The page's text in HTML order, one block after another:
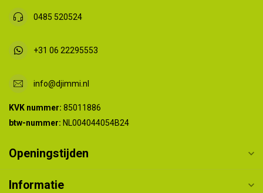
0485 520524
+31 06 22295553
info@djimmi.nl
KVK nummer: 85011886
btw-nummer: NL004044054B24
Openingstijden
Informatie